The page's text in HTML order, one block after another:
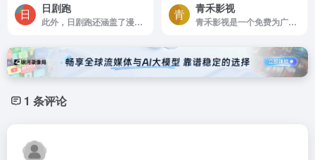
日剧跑
此外，日剧跑还涵盖了漫画改编的影视作品，丰富了用户的选择。通过FIX字幕和其他字幕组的支持，用户可以轻松找到带有中文字幕的影视资源，提升观影体验。无论是资深影迷还是新手，日剧跑都能满足他们对日剧和动漫的热爱。
青禾影视
青禾影视是一个免费为广大追剧迷提供在线播放的影视站，涵盖大量免费的VIP电视剧资源、最新上映大片、好看的综艺节目及动漫视频，是一个播放速度快，资源多的免费影视网站
1 条评论